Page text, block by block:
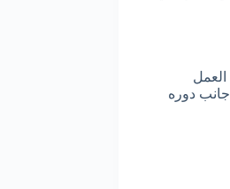
جانب دوره